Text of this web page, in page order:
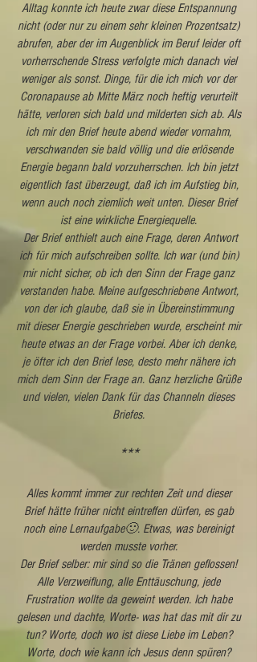
Alltag konnte ich heute zwar diese Entspannung
nicht (oder nur zu einem sehr kleinen Prozentsatz)
abrufen, aber der im Augenblick im Beruf leider oft
vorherrschende Stress verfolgte mich danach viel
weniger als sonst. Dinge, für die ich mich vor der
Coronapause ab Mitte März noch heftig verurteilt
hätte, verloren sich bald und milderten sich ab. Als
ich mir den Brief heute abend wieder vornahm,
verschwanden sie bald völlig und die erlösende
Energie begann bald vorzuherrschen. Ich bin jetzt
eigentlich fast überzeugt, daß ich im Aufstieg bin,
wenn auch noch ziemlich weit unten. Dieser Brief
ist eine wirkliche Energiequelle.
Der Brief enthielt auch eine Frage, deren Antwort
ich für mich aufschreiben sollte. Ich war (und bin)
mir nicht sicher, ob ich den Sinn der Frage ganz
verstanden habe. Meine aufgeschriebene Antwort,
von der ich glaube, daß sie in Übereinstimmung
mit dieser Energie geschrieben wurde, erscheint mir
heute etwas an der Frage vorbei. Aber ich denke,
je öfter ich den Brief lese, desto mehr nähere ich
mich dem Sinn der Frage an. Ganz herzliche Grüße
und vielen, vielen Dank für das Channeln dieses
Briefes.
***
Alles kommt immer zur rechten Zeit und dieser
Brief hätte früher nicht eintreffen dürfen, es gab
noch eine Lernaufgabe🙂. Etwas, was bereinigt
werden musste vorher.
Der Brief selber: mir sind so die Tränen geflossen!
Alle Verzweiflung, alle Enttäuschung, jede
Frustration wollte da geweint werden. Ich habe
gelesen und dachte, Worte- was hat das mit dir zu
tun? Worte, doch wo ist diese Liebe im Leben?
Worte, doch wie kann ich Jesus denn spüren?